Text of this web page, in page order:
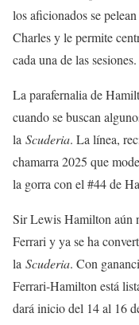
los aficionados se
Charles y le permite
cada una de las sesiones.
La parafernalia de
cuando se buscan
la Scuderia. La línea,
chamarra 2025 que
la gorra con el #44 de
Sir Lewis Hamilton aún
Ferrari y ya se ha
la Scuderia. Con
Ferrari-Hamilton está
dará inicio del 14 al 16